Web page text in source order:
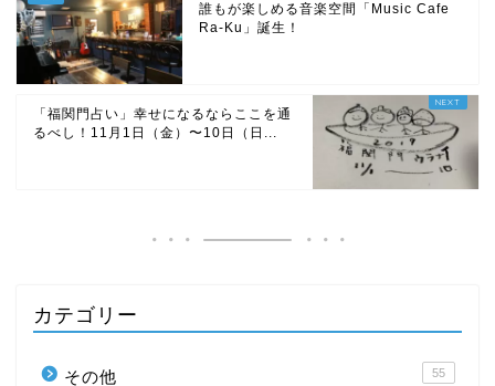
誰もが楽しめる音楽空間「Music Cafe
Ra-Ku」誕生！
「福関門占い」幸せになるならここを通
るべし！11月1日（金）〜10日（日...
カテゴリー
その他 55